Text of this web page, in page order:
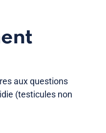
aux questions
(testicules non